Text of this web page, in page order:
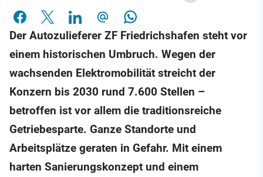
Der Autozulieferer ZF Friedrichshafen steht vor
einem historischen Umbruch. Wegen der
wachsenden Elektromobilität streicht der
Konzern bis 2030 rund 7.600 Stellen –
betroffen ist vor allem die traditionsreiche
Getriebesparte. Ganze Standorte und
Arbeitsplätze geraten in Gefahr. Mit einem
harten Sanierungskonzept und einem